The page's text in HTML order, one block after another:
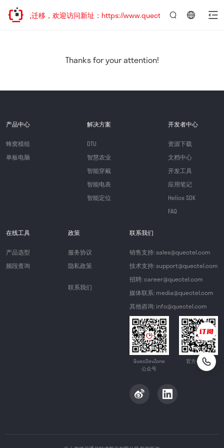
地址已迁移，欢迎访问新址：https://www.quectel.com.cn
Thanks for your attention!
产品中心
蜂窝模组
单板电脑
解决方案
DTU
智慧农业
智能穿戴
智能电表
智能定位
开发者中心
资源下载
文档中心
开发工具
应用笔记
Helios SDK
FAQ
在线工具
产品选型
频段查询
政策
服务协议
隐私政策
联系我们
联系我们
销售支持: sales@quectel.com
技术支持: support@quectel.com
招聘: career@quectel.com
媒体联系: media@quectel.com
其他咨询: info@quectel.com
QuecDevZone
公众号
官方公众号